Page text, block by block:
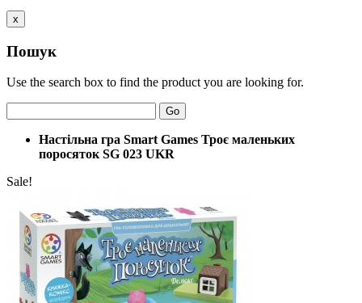
x
Пошук
Use the search box to find the product you are looking for.
Go
Настільна гра Smart Games Троє маленьких
поросяток SG 023 UKR
Sale!